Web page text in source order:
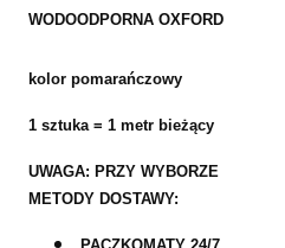
WODOODPORNA OXFORD
kolor pomarańczowy
1 sztuka = 1 metr bieżący
UWAGA: PRZY WYBORZE
METODY DOSTAWY: